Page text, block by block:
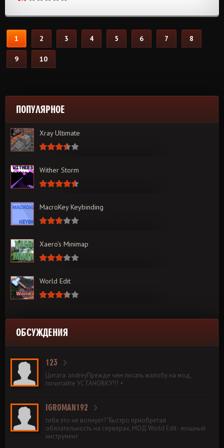
1 2 3 4 5 6 7 8
9 10
ПОПУЛЯРНОЕ
Xray Ultimate
Wither Storm
MacroKey Keybinding
Xaero’s Minimap
World Edit
ОБСУЖДЕНИЯ
123
Цитата: andreyПрежде чем писать жалобу на мод,
почитайте УСТАНОВКУ!!! +
IGROMAN192
тебя это не волнует? "Быстро приобретая
обязательность на серверах, МОД World Edit - мощный
инструмент